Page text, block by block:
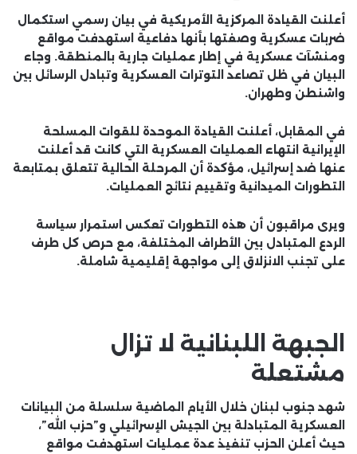
أعلنت القيادة المركزية الأمريكية في بيان رسمي استكمال
ضربات عسكرية وصفتها بأنها دفاعية استهدفت مواقع
ومنشآت عسكرية في إطار عمليات جارية بالمنطقة. وجاء
البيان في ظل تصاعد التوترات العسكرية وتبادل الرسائل بين
واشنطن وطهران.
في المقابل، أعلنت القيادة الموحدة للقوات المسلحة
الإيرانية انتهاء العمليات العسكرية التي كانت قد أعلنت
عنها ضد إسرائيل، مؤكدة أن المرحلة الحالية تتعلق بمتابعة
التطورات الميدانية وتقييم نتائج العمليات.
ويرى مراقبون أن هذه التطورات تعكس استمرار سياسة
الردع المتبادل بين الأطراف المختلفة، مع حرص كل طرف
على تجنب الانزلاق إلى مواجهة إقليمية شاملة.
الجبهة اللبنانية لا تزال
مشتعلة
شهد جنوب لبنان خلال الأيام الماضية سلسلة من البيانات
العسكرية المتبادلة بين الجيش الإسرائيلي و”حزب الله”،
حيث أعلن الحزب تنفيذ عدة عمليات استهدفت مواقع